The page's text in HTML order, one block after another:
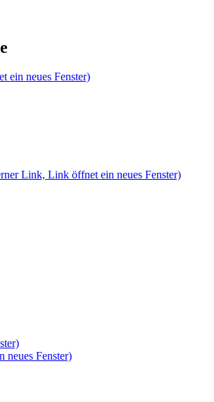
ein neues Fenster)
Link, Link öffnet ein neues Fenster)
Fenster)